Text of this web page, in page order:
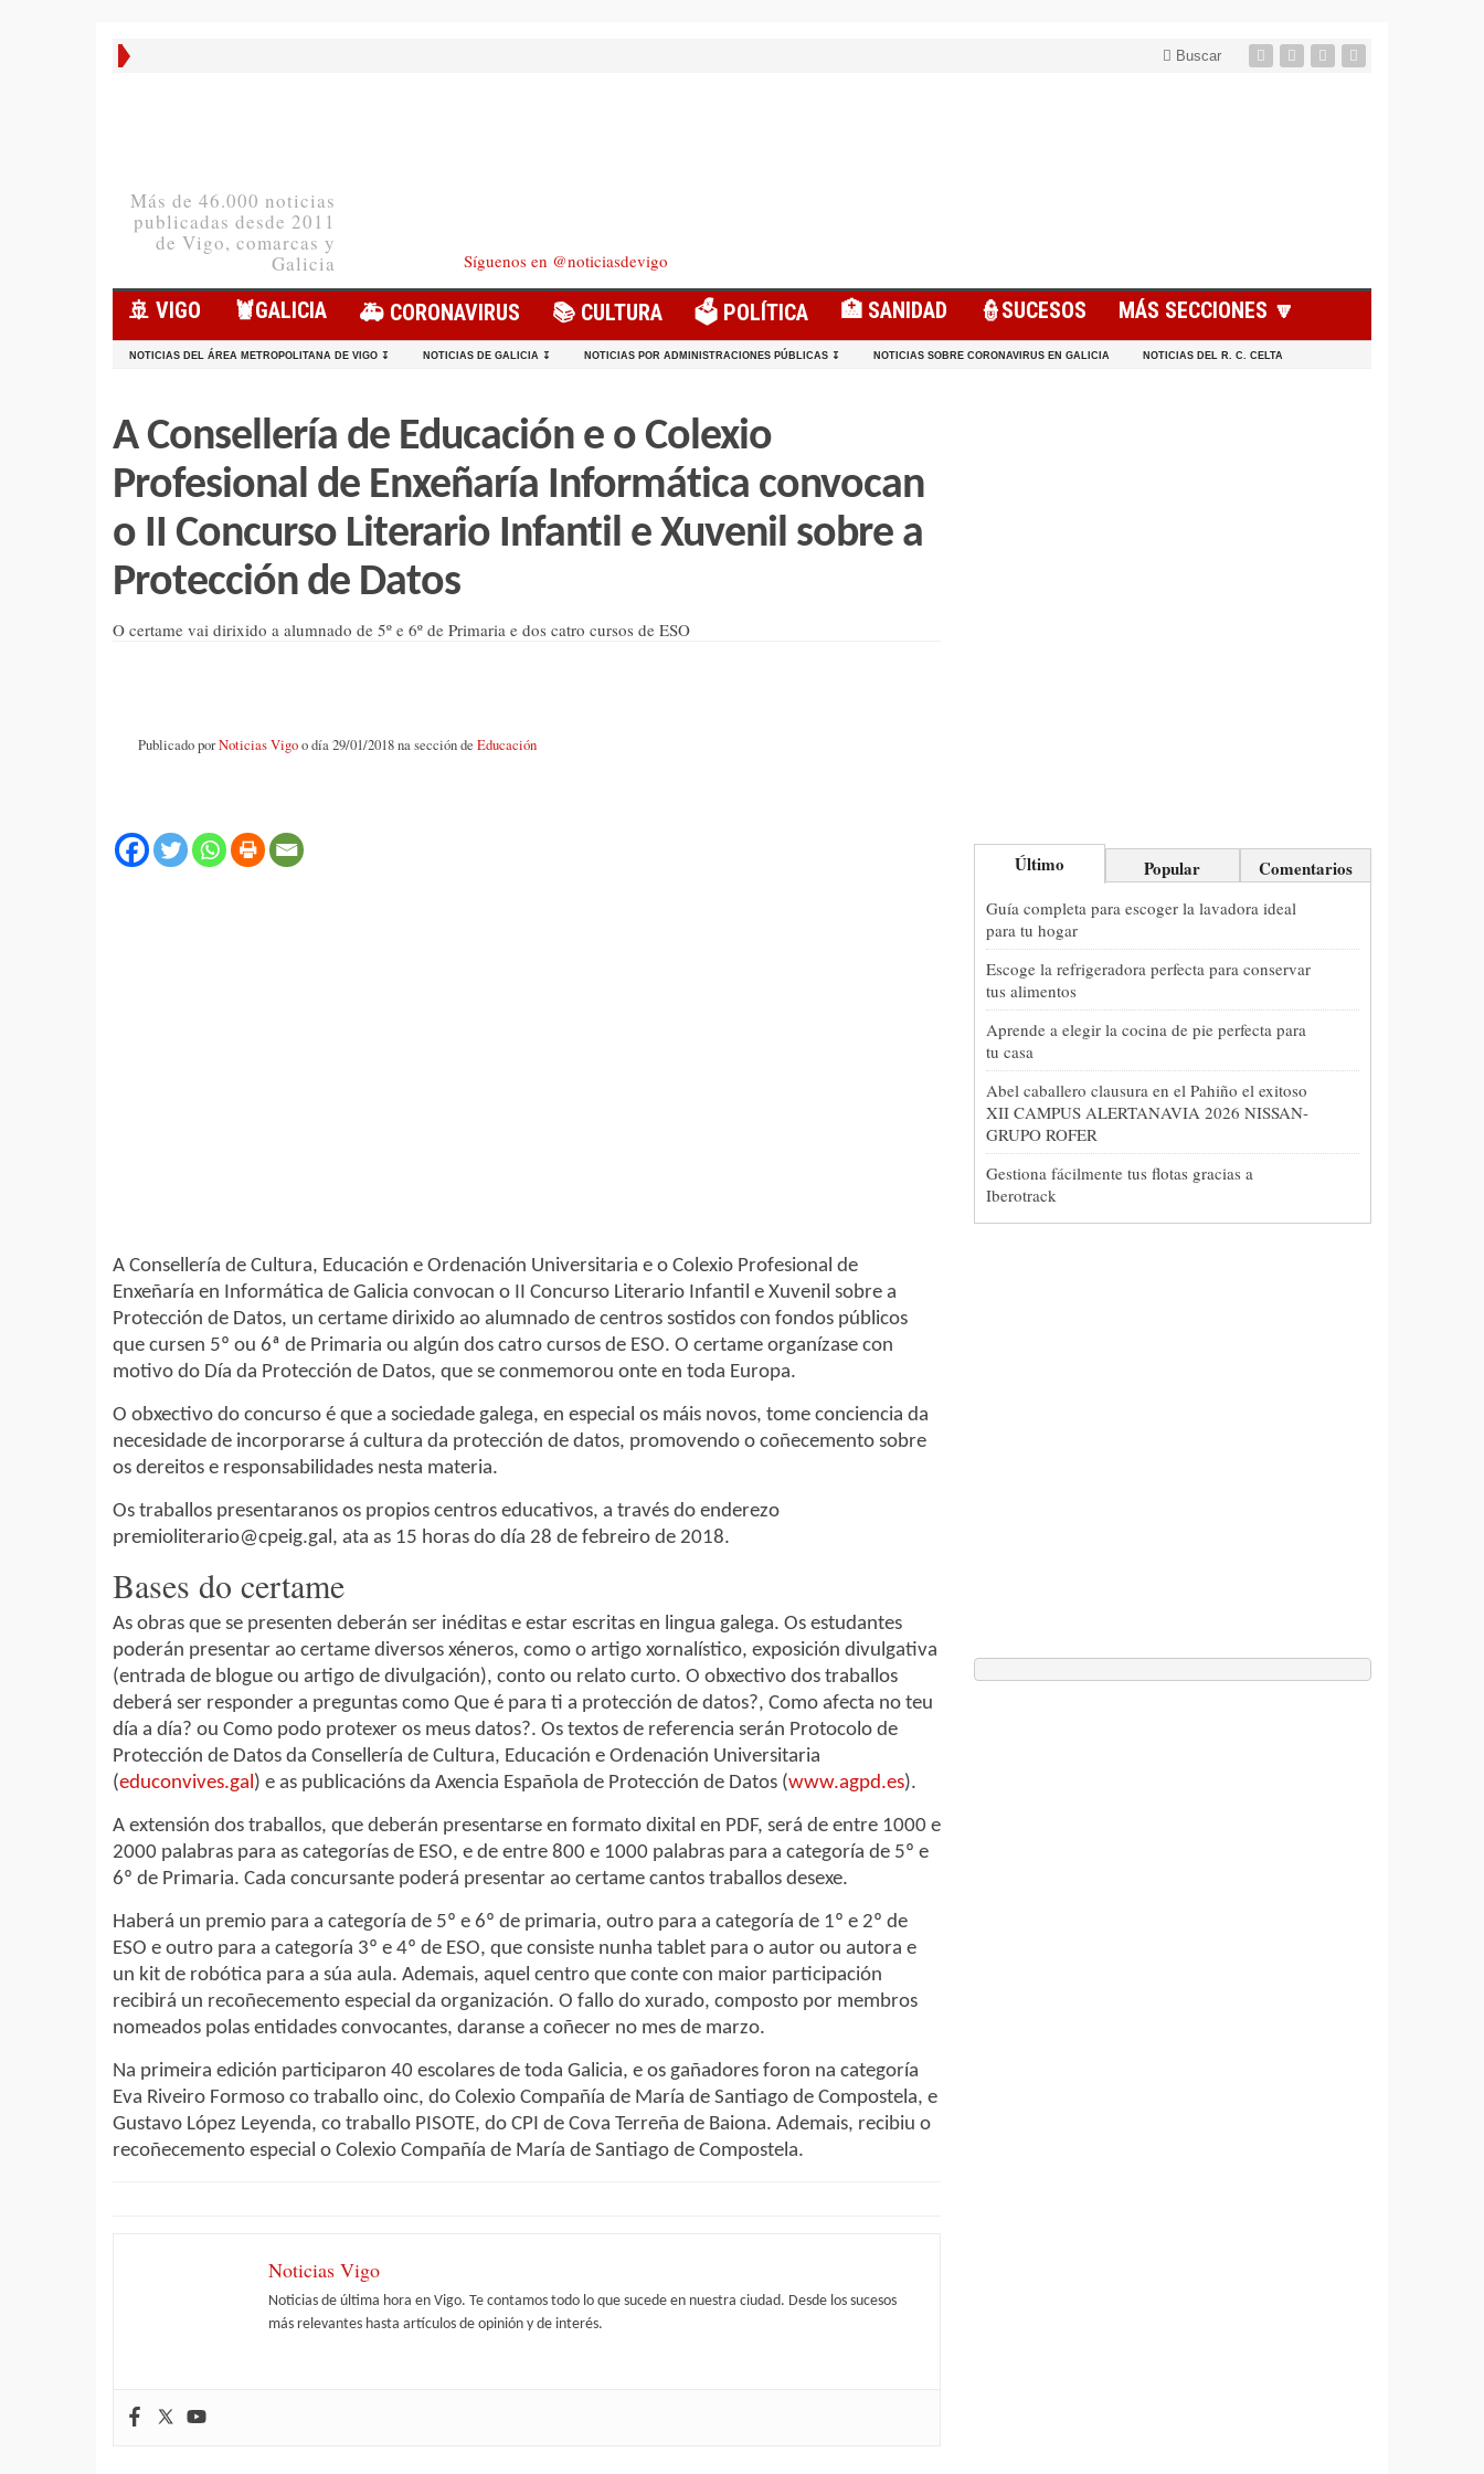
Buscar
Más de 46.000 noticias
publicadas desde 2011
de Vigo, comarcas y
Galicia
Síguenos en @noticiasdevigo
🚢 VIGO 🦞️GALICIA 🚑 CORONAVIRUS 📚 CULTURA 🗳️ POLÍTICA 🏥 SANIDAD 👮SUCESOS MÁS SECCIONES 🔽
NOTICIAS DEL ÁREA METROPOLITANA DE VIGO ↧ NOTICIAS DE GALICIA ↧ NOTICIAS POR ADMINISTRACIONES PÚBLICAS ↧ NOTICIAS SOBRE CORONAVIRUS EN GALICIA NOTICIAS DEL R. C. CELTA
A Consellería de Educación e o Colexio
Profesional de Enxeñaría Informática convocan
o II Concurso Literario Infantil e Xuvenil sobre a
Protección de Datos
O certame vai dirixido a alumnado de 5º e 6º de Primaria e dos catro cursos de ESO
Publicado porNoticias Vigoo día 29/01/2018 na sección de Educación
A Consellería de Cultura, Educación e Ordenación Universitaria e o Colexio Profesional de
Enxeñaría en Informática de Galicia convocan o II Concurso Literario Infantil e Xuvenil sobre a
Protección de Datos, un certame dirixido ao alumnado de centros sostidos con fondos públicos
que cursen 5º ou 6ª de Primaria ou algún dos catro cursos de ESO. O certame organízase con
motivo do Día da Protección de Datos, que se conmemorou onte en toda Europa.
O obxectivo do concurso é que a sociedade galega, en especial os máis novos, tome conciencia da
necesidade de incorporarse á cultura da protección de datos, promovendo o coñecemento sobre
os dereitos e responsabilidades nesta materia.
Os traballos presentaranos os propios centros educativos, a través do enderezo
premioliterario@cpeig.gal, ata as 15 horas do día 28 de febreiro de 2018.
Bases do certame
As obras que se presenten deberán ser inéditas e estar escritas en lingua galega. Os estudantes
poderán presentar ao certame diversos xéneros, como o artigo xornalístico, exposición divulgativa
(entrada de blogue ou artigo de divulgación), conto ou relato curto. O obxectivo dos traballos
deberá ser responder a preguntas como Que é para ti a protección de datos?, Como afecta no teu
día a día? ou Como podo protexer os meus datos?. Os textos de referencia serán Protocolo de
Protección de Datos da Consellería de Cultura, Educación e Ordenación Universitaria
(educonvives.gal ) e as publicacións da Axencia Española de Protección de Datos (www.agpd.es).
A extensión dos traballos, que deberán presentarse en formato dixital en PDF, será de entre 1000 e
2000 palabras para as categorías de ESO, e de entre 800 e 1000 palabras para a categoría de 5º e
6º de Primaria. Cada concursante poderá presentar ao certame cantos traballos desexe.
Haberá un premio para a categoría de 5º e 6º de primaria, outro para a categoría de 1º e 2º de
ESO e outro para a categoría 3º e 4º de ESO, que consiste nunha tablet para o autor ou autora e
un kit de robótica para a súa aula. Ademais, aquel centro que conte con maior participación
recibirá un recoñecemento especial da organización. O fallo do xurado, composto por membros
nomeados polas entidades convocantes, daranse a coñecer no mes de marzo.
Na primeira edición participaron 40 escolares de toda Galicia, e os gañadores foron na categoría
Eva Riveiro Formoso co traballo oinc, do Colexio Compañía de María de Santiago de Compostela, e
Gustavo López Leyenda, co traballo PISOTE, do CPI de Cova Terreña de Baiona. Ademais, recibiu o
recoñecemento especial o Colexio Compañía de María de Santiago de Compostela.
Noticias Vigo
Noticias de última hora en Vigo. Te contamos todo lo que sucede en nuestra ciudad. Desde los sucesos
más relevantes hasta artículos de opinión y de interés.
Último Popular Comentarios
Guía completa para escoger la lavadora ideal
para tu hogar
Escoge la refrigeradora perfecta para conservar
tus alimentos
Aprende a elegir la cocina de pie perfecta para
tu casa
Abel caballero clausura en el Pahiño el exitoso
XII CAMPUS ALERTANAVIA 2026 NISSAN-
GRUPO ROFER
Gestiona fácilmente tus flotas gracias a
Iberotrack